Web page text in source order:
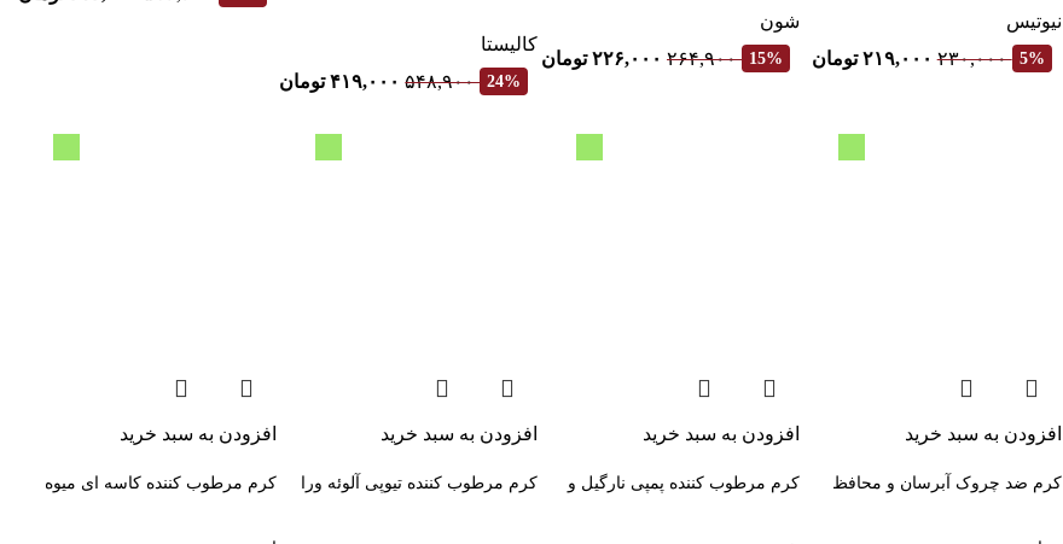
نیوتیس
5% ۲۳۰,۰۰۰ ۲۱۹,۰۰۰ تومان
شون
15% ۲۶۴,۹۰۰ ۲۲۶,۰۰۰ تومان
کالیستا
24% ۵۴۸,۹۰۰ ۴۱۹,۰۰۰ تومان
افزودن به سبد خرید
کرم ضد چروک آبرسان و محافظ
افزودن به سبد خرید
کرم مرطوب کننده پمپی نارگیل و
افزودن به سبد خرید
کرم مرطوب کننده تیوپی آلوئه ورا
افزودن به سبد خرید
کرم مرطوب کننده کاسه ای میوه